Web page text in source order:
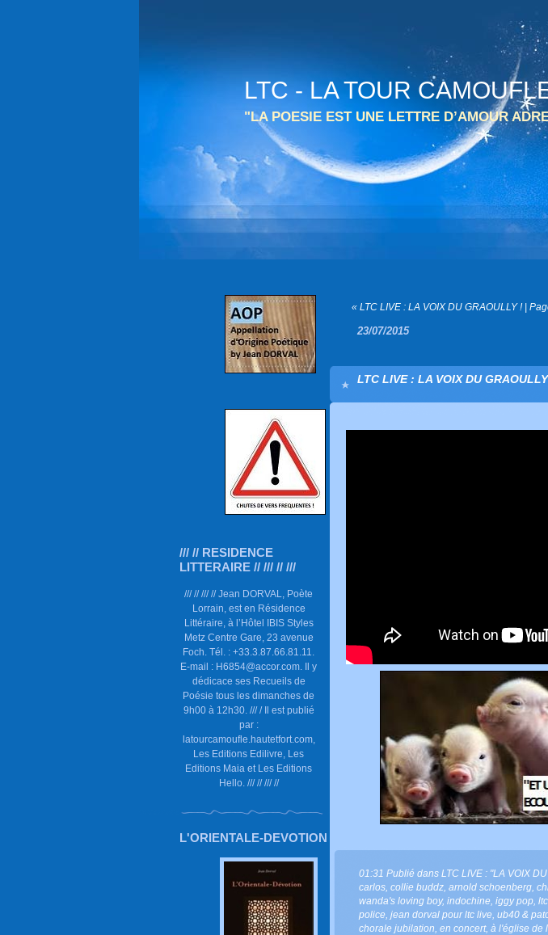
LTC - LA TOUR
"LA POESIE EST UNE LETTRE D’AMOUR
/// // RESIDENCE
LITTERAIRE // /// // ///
/// // /// // Jean DORVAL, Poète
Lorrain, est en Résidence
Littéraire, à l’Hôtel IBIS Styles
Metz Centre Gare, 23 avenue
Foch. Tél. : +33.3.87.66.81.11.
E-mail : H6854@accor.com. Il y
dédicace ses Recueils de
Poésie tous les dimanches de
9h00 à 12h30. /// / Il est publié
par :
latourcamoufle.hautetfort.com,
Les Editions Edilivre, Les
Editions Maia et Les Editions
Hello. /// // /// //
L'ORIENTALE-DEVOTION
« LTC LIVE : LA VOIX DU GRAOULLY !|
23/07/2015
LTC LIVE : LA VOIX DU
01:31 Publié dans LTC LIVE : "LA VOIX
carlos collie buddz arnold schoenberg
wanda's loving boy, indochine iggy pop
police jean dorval pour ltc live ub40 &
chorale jubilation en concert, à l'église de